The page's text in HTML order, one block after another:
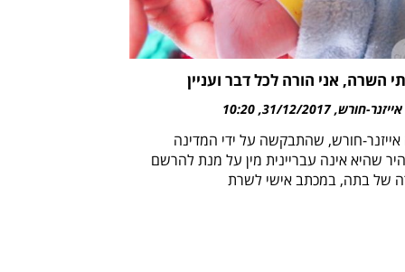
השרה, אני הורה לכל דבר ועניין
חורש 31/12/2017
10:20
אייזנר-חורש, שהתבקשה על ידי המדינה
שהיא אינה עבריינית מין על מנת להרשם
של בתה, במכתב אישי לשרת